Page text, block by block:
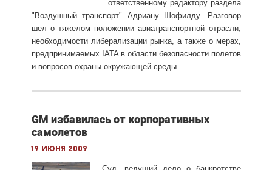
ответственному редактору раздела
"Воздушный транспорт" Адриану Шофилду. Разговор
шел о тяжелом положении авиатранспортной отрасли,
необходимости либерализации рынка, а также о мерах,
предпринимаемых IATA в области безопасности полетов
и вопросов охраны окружающей среды.
GM избавилась от корпоративных
самолетов
19 июня 2009